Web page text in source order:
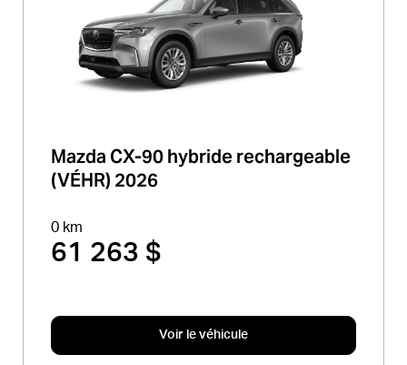
Mazda CX-90 hybride rechargeable
(VÉHR) 2026
0 km
61 263 $
Voir le véhicule